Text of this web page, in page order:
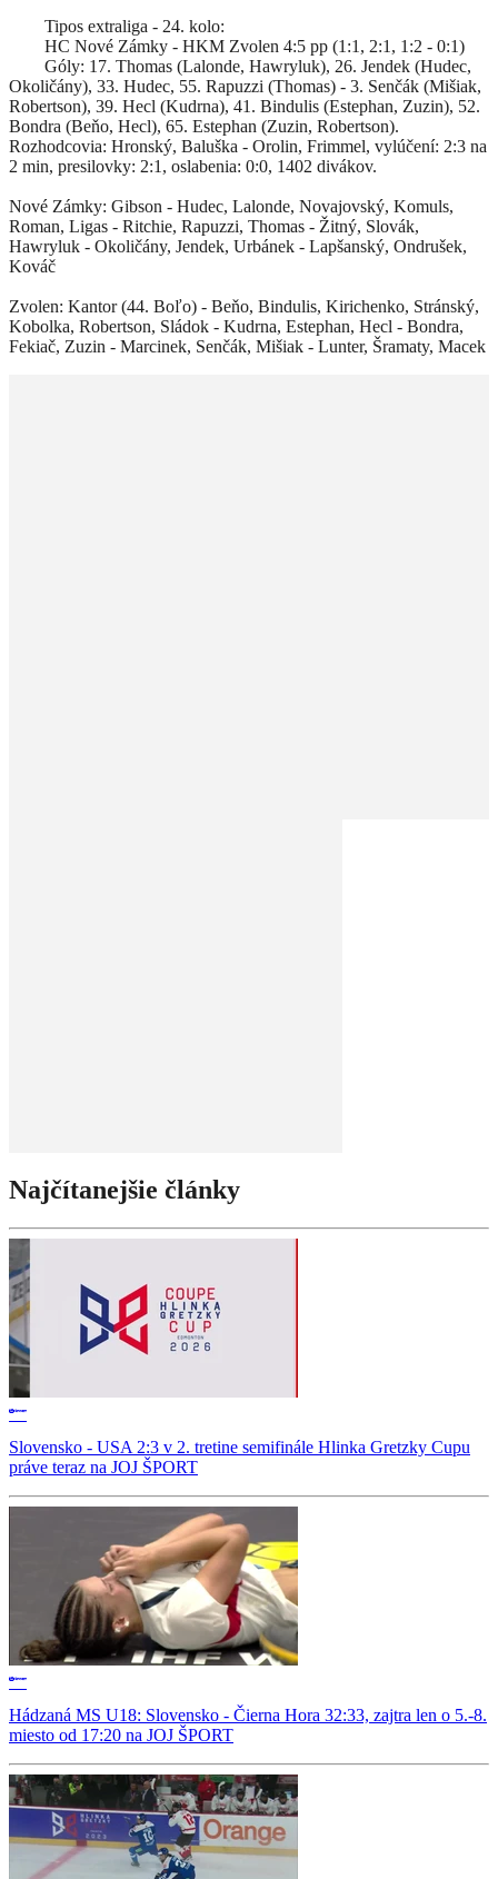
Tipos extraliga - 24. kolo:
HC Nové Zámky - HKM Zvolen 4:5 pp (1:1, 2:1, 1:2 - 0:1)
Góly: 17. Thomas (Lalonde, Hawryluk), 26. Jendek (Hudec,
Okoličány), 33. Hudec, 55. Rapuzzi (Thomas) - 3. Senčák (Mišiak,
Robertson), 39. Hecl (Kudrna), 41. Bindulis (Estephan, Zuzin), 52.
Bondra (Beňo, Hecl), 65. Estephan (Zuzin, Robertson).
Rozhodcovia: Hronský, Baluška - Orolin, Frimmel, vylúčení: 2:3 na
2 min, presilovky: 2:1, oslabenia: 0:0, 1402 divákov.
Nové Zámky: Gibson - Hudec, Lalonde, Novajovský, Komuls,
Roman, Ligas - Ritchie, Rapuzzi, Thomas - Žitný, Slovák,
Hawryluk - Okoličány, Jendek, Urbánek - Lapšanský, Ondrušek,
Kováč
Zvolen: Kantor (44. Boľo) - Beňo, Bindulis, Kirichenko, Stránský,
Kobolka, Robertson, Sládok - Kudrna, Estephan, Hecl - Bondra,
Fekiač, Zuzin - Marcinek, Senčák, Mišiak - Lunter, Šramaty, Macek
Najčítanejšie články
Slovensko - USA 2:3 v 2. tretine semifinále Hlinka Gretzky Cupu
práve teraz na JOJ ŠPORT
Hádzaná MS U18: Slovensko - Čierna Hora 32:33, zajtra len o 5.-8.
miesto od 17:20 na JOJ ŠPORT